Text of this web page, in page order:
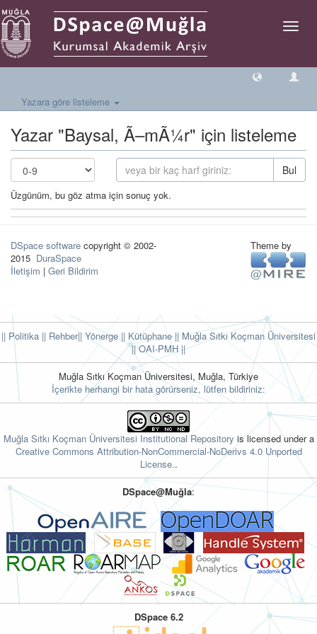
Geçiş
Yazara göre listeleme
Yazar "Baysal, Ã–mÃ¼r" için listeleme
Bul
Üzgünüm, bu göz atma için sonuç yok.
DSpace software copyright © 2002-
2015 DuraSpace
İletişim | Geri Bildirim
Theme by
|| Politika || Rehber|| Yönerge|| Kütüphane|| Muğla Sıtkı Koçman Üniversitesi
||OAI-PMH ||
Muğla Sıtkı Koçman Üniversitesi, Muğla, Türkiye
İçerikte herhangi bir hata görürseniz, lütfen bildiriniz:
Muğla Sıtkı Koçman Üniversitesi Institutional Repository is licensed under a
Creative Commons Attribution-NonCommercial-NoDerivs 4.0 Unported
License..
DSpace@Muğla:
DSpace 6.2